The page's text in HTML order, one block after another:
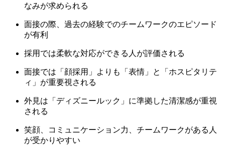
なみが求められる
面接の際、過去の経験でのチームワークのエピソード
が有利
採用では柔軟な対応ができる人が評価される
面接では「顔採用」よりも「表情」と「ホスピタリテ
ィ」が重要視される
外見は「ディズニールック」に準拠した清潔感が重視
される
笑顔、コミュニケーション力、チームワークがある人
が受かりやすい